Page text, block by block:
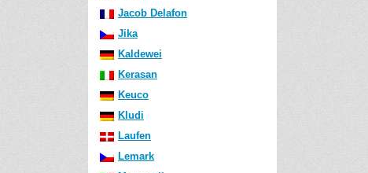
Jacob Delafon
Jika
Kaldewei
Kerasan
Keuco
Kludi
Laufen
Lemark